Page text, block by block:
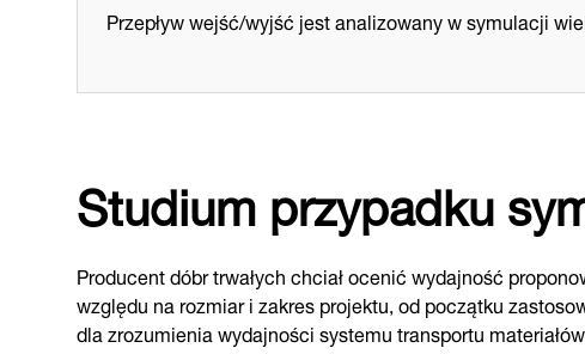
Przepływ wejść/wyjść jest analizowany w symulacji
Studium przypadku
Producent dóbr trwałych chciał ocenić wydajność
względu na rozmiar i zakres projektu, od początku
dla zrozumienia wydajności systemu transportu